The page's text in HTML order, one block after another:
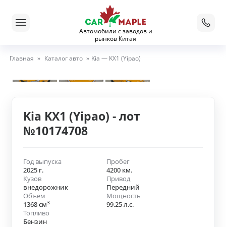
Автомобили с заводов и
рынков Китая
Главная » Каталог авто » Kia — KX1 (Yipao)
Kia KX1 (Yipao) - лот
№10174708
Год выпуска
2025 г.
Пробег
4200 км.
Кузов
внедорожник
Привод
Передний
Объём
1368 см3
Мощность
99.25 л.с.
Топливо
Бензин